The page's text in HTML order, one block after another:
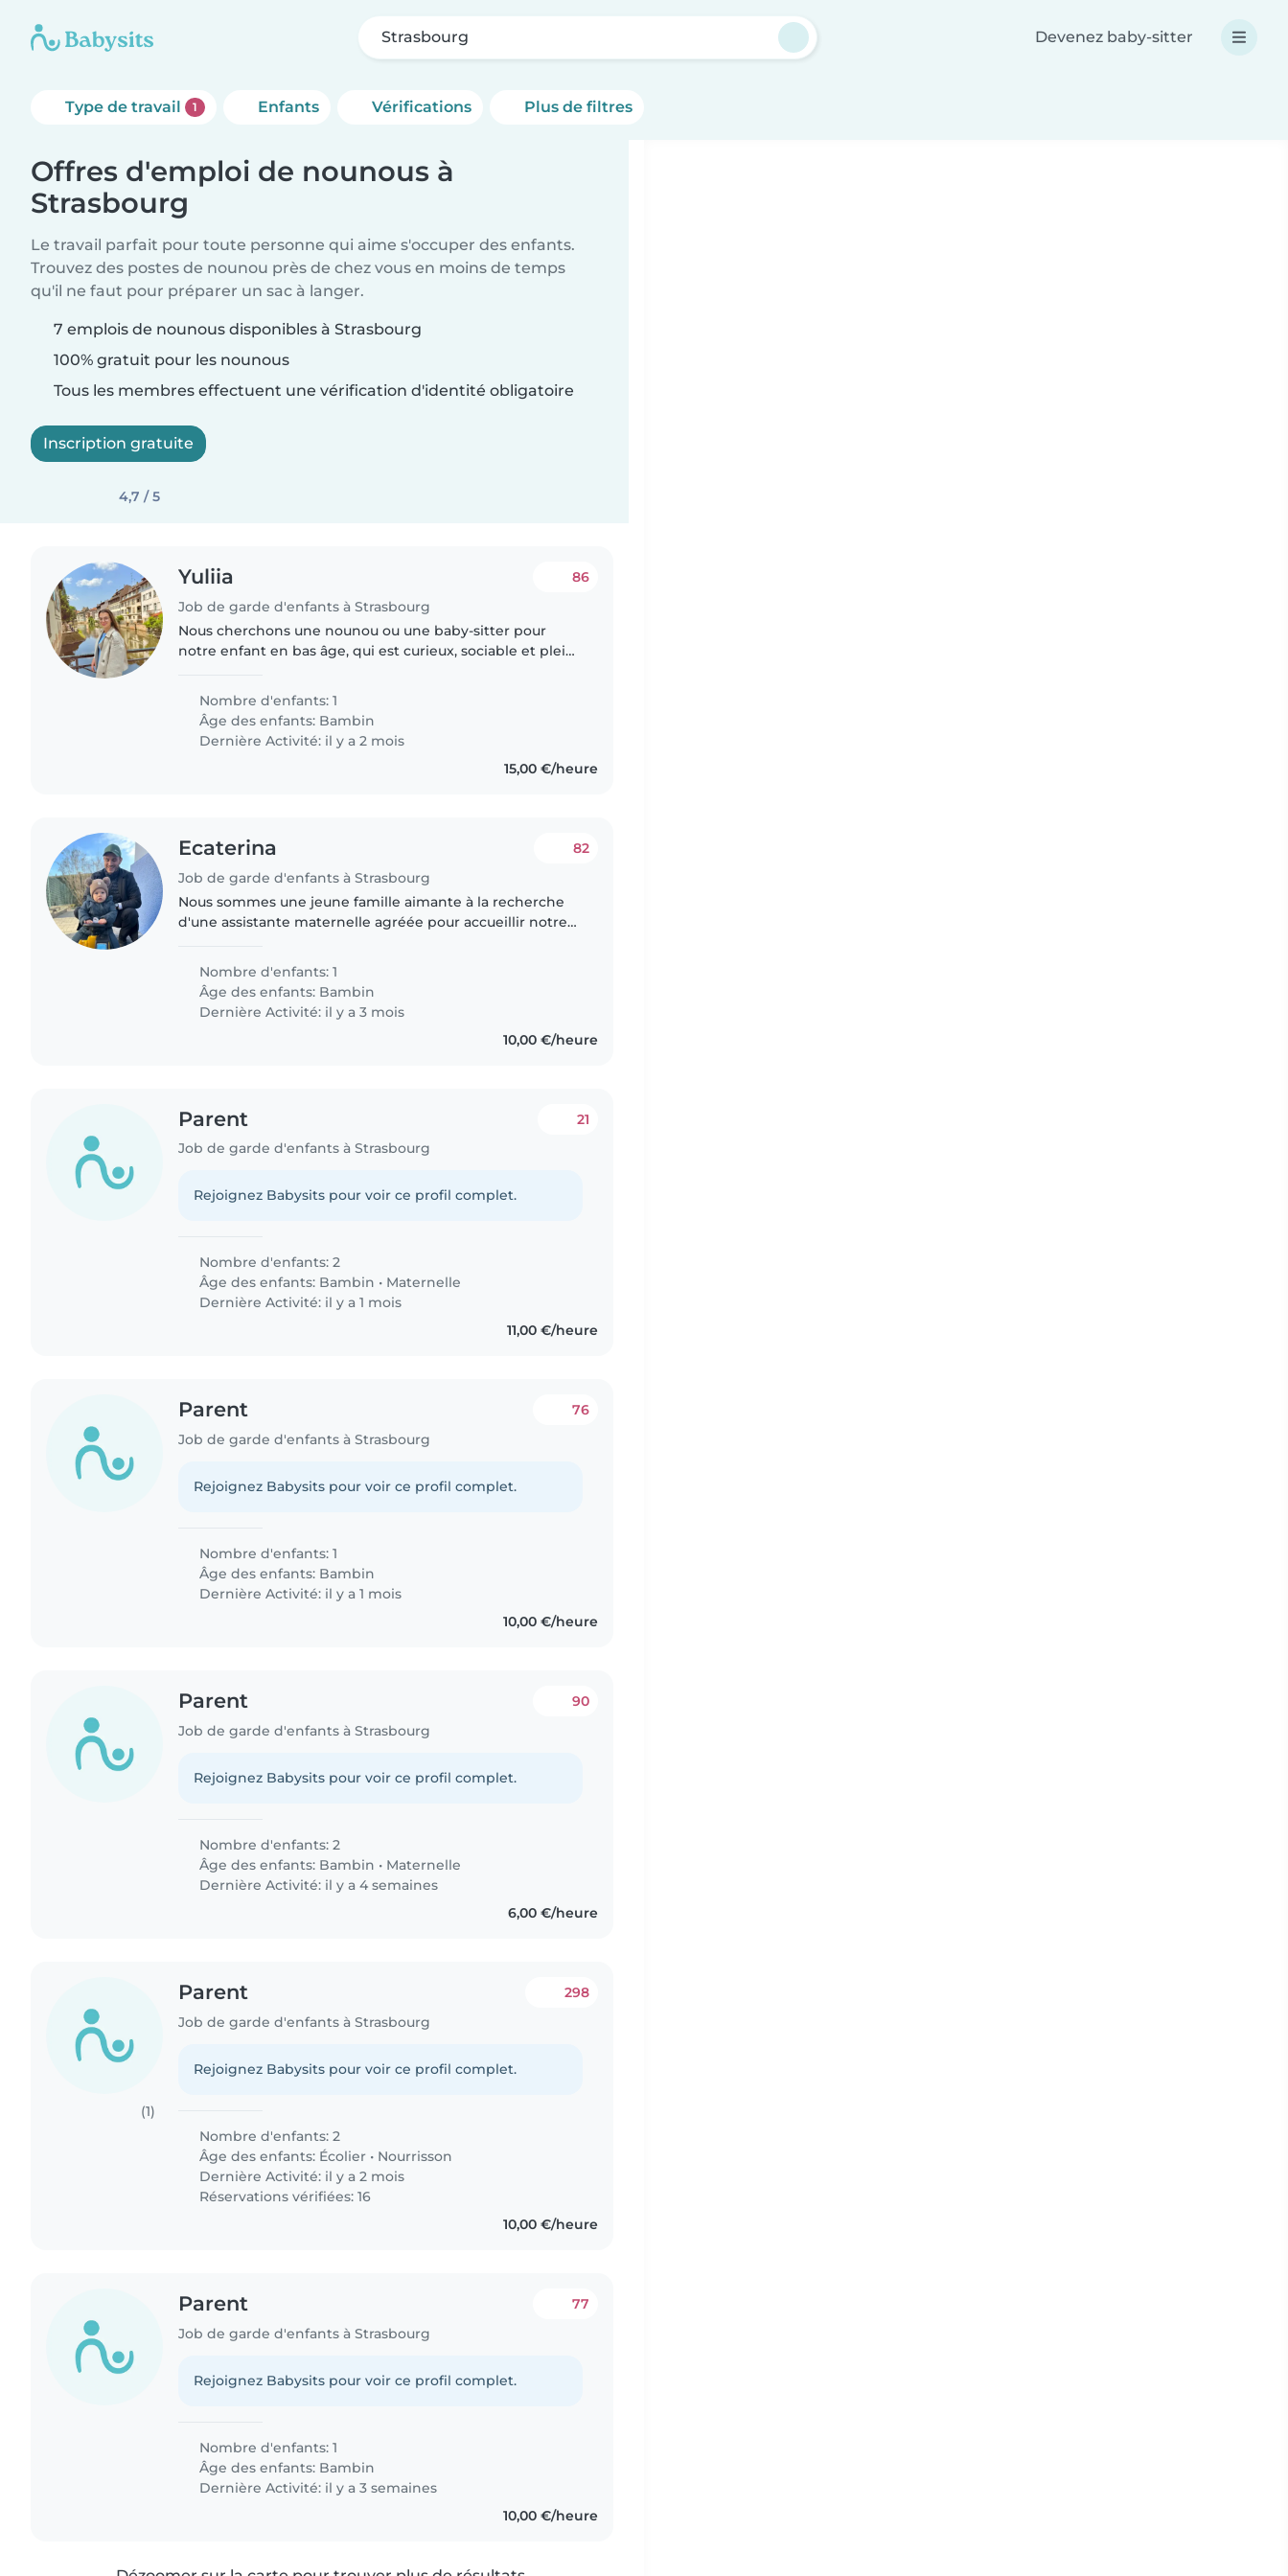
Strasbourg Devenez baby-sitter
Type de travail 1 Enfants Vérifications Plus de filtres
Offres d'emploi de nounous à
Strasbourg
Le travail parfait pour toute personne qui aime s'occuper des enfants.
Trouvez des postes de nounou près de chez vous en moins de temps
qu'il ne faut pour préparer un sac à langer.
7 emplois de nounous disponibles à Strasbourg
100% gratuit pour les nounous
Tous les membres effectuent une vérification d'identité obligatoire
Inscription gratuite
4,7 / 5
Yuliia
Job de garde d'enfants à Strasbourg
86
Nous cherchons une nounou ou une baby-sitter pour
notre enfant en bas âge, qui est curieux, sociable et plein
parlez anglais,..
Nombre d'enfants: 1
Âge des enfants: Bambin
Dernière Activité: il y a 2 mois
15,00 €/heure
Ecaterina
Job de garde d'enfants à Strasbourg
82
Nous sommes une jeune famille aimante à la recherche
d'une assistante maternelle agréée pour accueillir notre
Nombre d'enfants: 1
Âge des enfants: Bambin
Dernière Activité: il y a 3 mois
10,00 €/heure
Parent
Job de garde d'enfants à Strasbourg
21
Rejoignez Babysits pour voir ce profil complet.
Nombre d'enfants: 2
Âge des enfants: Bambin • Maternelle
Dernière Activité: il y a 1 mois
11,00 €/heure
Parent
Job de garde d'enfants à Strasbourg
76
Rejoignez Babysits pour voir ce profil complet.
Nombre d'enfants: 1
Âge des enfants: Bambin
Dernière Activité: il y a 1 mois
10,00 €/heure
Parent
Job de garde d'enfants à Strasbourg
90
Rejoignez Babysits pour voir ce profil complet.
Nombre d'enfants: 2
Âge des enfants: Bambin • Maternelle
Dernière Activité: il y a 4 semaines
6,00 €/heure
(1)
Parent
Job de garde d'enfants à Strasbourg
298
Rejoignez Babysits pour voir ce profil complet.
Nombre d'enfants: 2
Âge des enfants: Écolier • Nourrisson
Dernière Activité: il y a 2 mois
Réservations vérifiées: 16
10,00 €/heure
Parent
Job de garde d'enfants à Strasbourg
77
Rejoignez Babysits pour voir ce profil complet.
Nombre d'enfants: 1
Âge des enfants: Bambin
Dernière Activité: il y a 3 semaines
10,00 €/heure